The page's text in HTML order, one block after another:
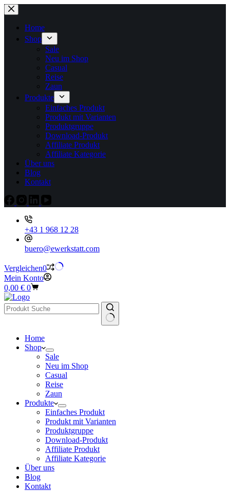
Zum
Inhalt
springenHome
Shop
Sale
Neu im Shop
Casual
Reise
Zaun
Produkte
Einfaches Produkt
Produkt mit Varianten
Produktgruppe
Download-Produkt
Affiliate Produkt
Affiliate Kategorie
Über uns
Blog
Kontakt
+43 1 968 12 28
buero@ewerkstatt.com
Vergleichen0
Mein Konto
Warenkorb
0,00 € 0
Ergebnisse
Home
Shop
Sale
Neu im Shop
Casual
Reise
Zaun
Produkte
Einfaches Produkt
Produkt mit Varianten
Produktgruppe
Download-Produkt
Affiliate Produkt
Affiliate Kategorie
Über uns
Blog
Kontakt